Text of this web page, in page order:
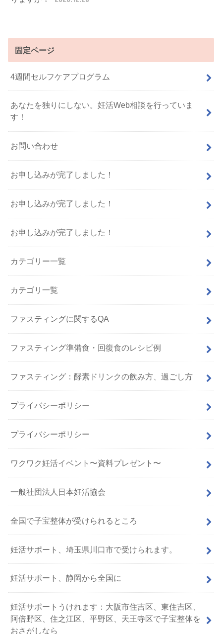
固定ページ
4週間セルフケアプログラム
あなたを独りにしない。妊活Web相談を行っていま
す！
お問い合わせ
お申し込みが完了しました！
お申し込みが完了しました！
お申し込みが完了しました！
カテゴリー一覧
カテゴリ一覧
ファスティングに関するQA
ファスティング準備食・回復食のレシピ例
ファスティング：酵素ドリンクの飲み方、過ごし方
プライバシーポリシー
プライバシーポリシー
ワクワク妊活イベント〜資料プレゼント〜
一般社団法人日本妊活協会
全国で子宝整体が受けられるところ
妊活サポート、埼玉県川口市で受けられます。
妊活サポート、静岡から全国に
妊活サポートうけれます：大阪市住吉区、東住吉区、
阿倍野区、住之江区、平野区、天王寺区で子宝整体を
おさがしなら